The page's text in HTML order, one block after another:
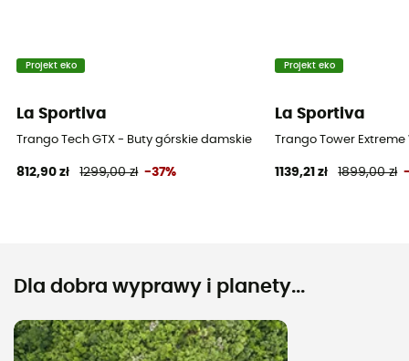
Projekt eko
La Sportiva
Trango Tech GTX - Buty górskie damskie
812,90 zł 1299,00 zł -37%
Projekt eko
La Sportiva
Trango Tower
1139,21 zł 1899,00 zł
Dla dobra wyprawy i planety...